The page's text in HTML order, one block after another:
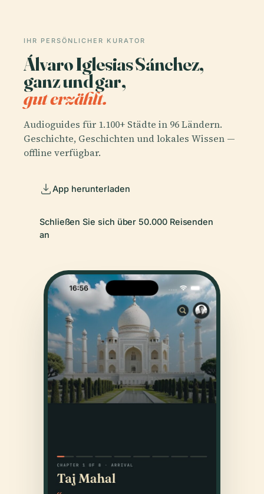
IHR PERSÖNLICHER KURATOR
Álvaro Iglesias Sánchez,
ganz und gar,
gut erzählt.
Audioguides für 1.100+ Städte in 96 Ländern.
Geschichte, Geschichten und lokales Wissen —
offline verfügbar.
App herunterladen
Schließen Sie sich über 50.000 Reisenden
an